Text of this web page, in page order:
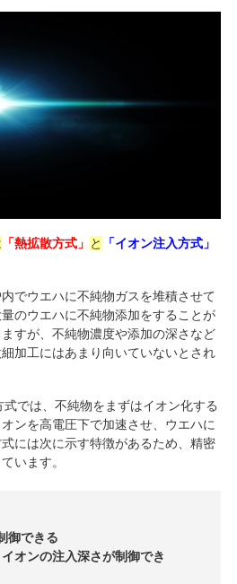
「熱拡散方式」 と
「イオン注入方式」
でウエハに不純物ガスを堆積させて
のウエハに不純物添加をすることが
すが、不純物濃度や添加の深さなど
加工にはあまり向いていないとされ
では、不純物をまずはイオン化する
ンを高電圧下で加速させ、ウエハに
には次に示す特徴があるため、精密
います。
御できる
オンの注入深さが制御でき